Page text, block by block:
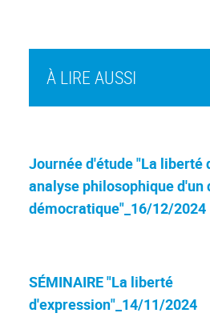
À LIRE AUSSI
Journée d'étude "La liberté
analyse philosophique d'un
démocratique"_16/12/2024
SÉMINAIRE "La liberté
d'expression"_14/11/2024